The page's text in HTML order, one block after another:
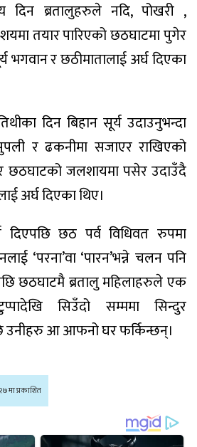
दिन ब्रतालुहरुले नदि, पोखरी ,
तयार पारिएको छठघाटमा पुगेर
र छठीमातालाई अर्घ दिएका
दिन बिहान सूर्य उदाउनुभन्दा
र ढकनीमा सजाएर राखिएको
छठघाटको जलशायमा पसेर उदाउँदै
अर्घ दिएका थिए।
दिएपछि छठ पर्व विधिवत रुपमा
‘परना’वा ‘पारन’भन्ने चलन पनि
छठघाटमै ब्रतालु महिलाहरुले एक
सिउँदो सम्ममा सिन्दुर
उनीहरु आ आफनो घर फर्किन्छन्।
प्रकाशित